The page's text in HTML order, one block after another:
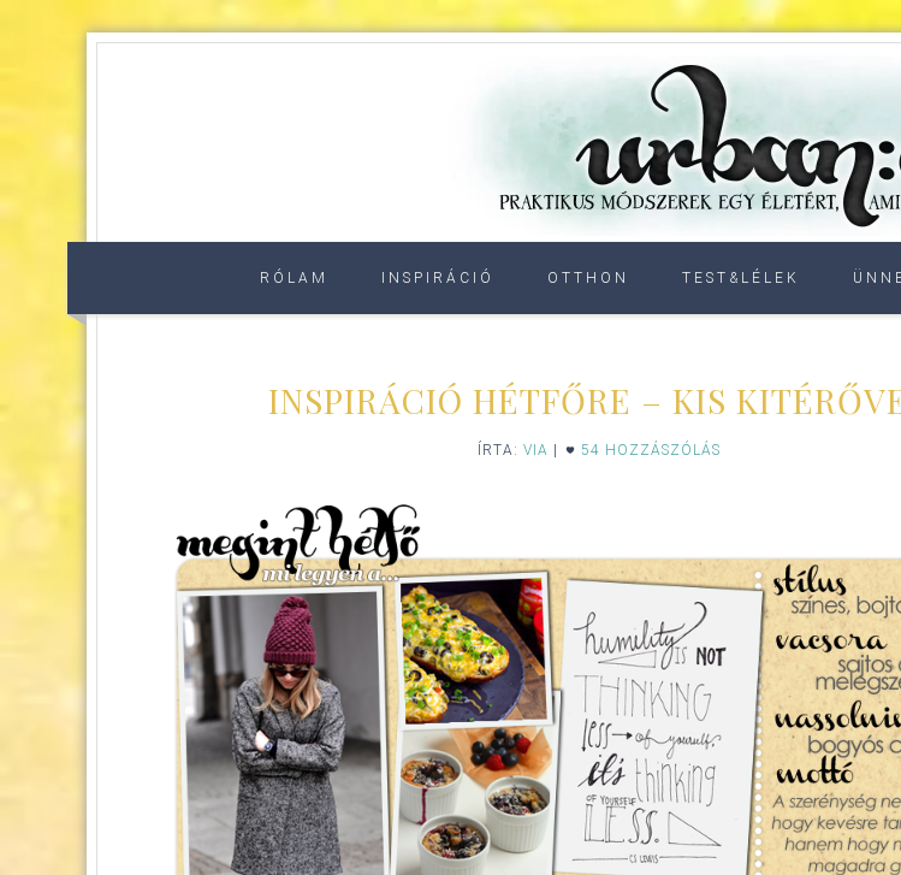
RÓLAM INSPIRÁCIÓ OTTHON TEST&LÉLEK
INSPIRÁCIÓ HÉTFŐRE – KIS
ÍRTA: VIA 54 HOZZÁSZÓLÁS